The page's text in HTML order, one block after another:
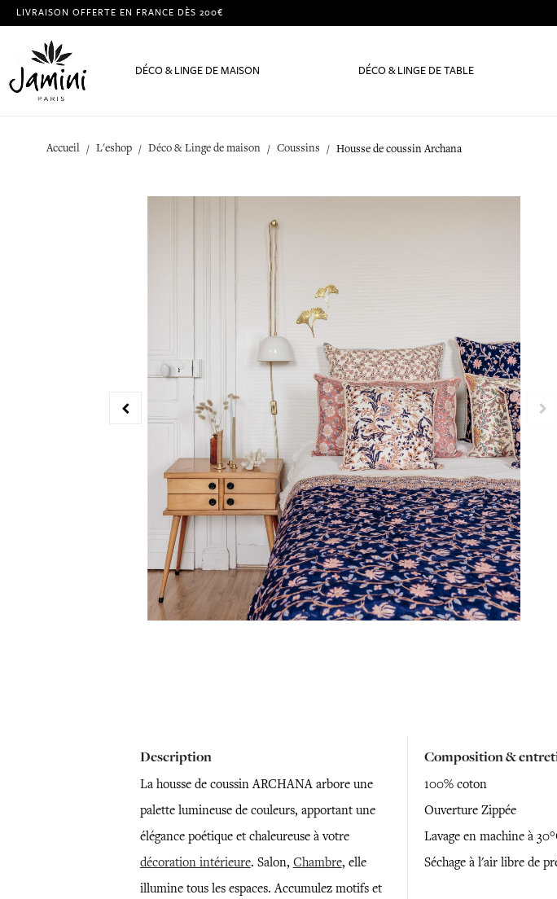
LIVRAISON OFFERTE EN FRANCE DÈS 200€
DÉCO & LINGE DE MAISON DÉCO & LINGE DE TABLE
Accueil L'eshop Déco & Linge de maison Coussins Housse de coussin Archana
Description
La housse de coussin ARCHANA arbore une
palette lumineuse de couleurs, apportant une
élégance poétique et chaleureuse à votre
décoration intérieure. Salon, Chambre, elle
illumine tous les espaces. Accumulez motifs et
Composition &
100% coton
Ouverture Zippée
Lavage en machine à
Séchage à l'air libre de